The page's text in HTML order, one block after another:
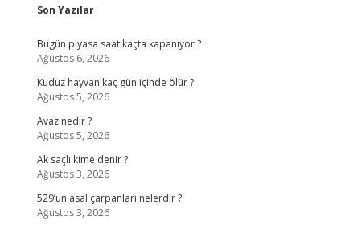
Sidebar
Son Yazılar
Bugün piyasa saat kaçta kapanıyor ?
Ağustos 6, 2026
Kuduz hayvan kaç gün içinde ölür ?
Ağustos 5, 2026
Avaz nedir ?
Ağustos 5, 2026
Ak saçlı kime denir ?
Ağustos 3, 2026
529’un asal çarpanları nelerdir ?
Ağustos 3, 2026